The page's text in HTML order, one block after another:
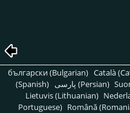
български (Bulgarian) Català
(Spanish)
پارسی (Persian)
Lietuvis (Lithuanian)
Portuguese) Română